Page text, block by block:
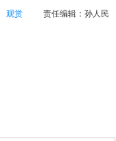
责任编辑：孙人民
观赏